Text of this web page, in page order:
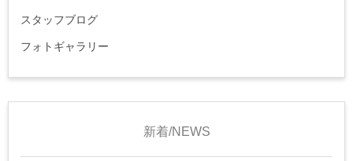
スタッフブログ
フォトギャラリー
新着/NEWS